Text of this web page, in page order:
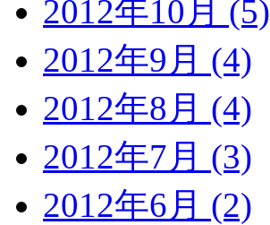
2012年10月 (5)
2012年9月 (4)
2012年8月 (4)
2012年7月 (3)
2012年6月 (2)